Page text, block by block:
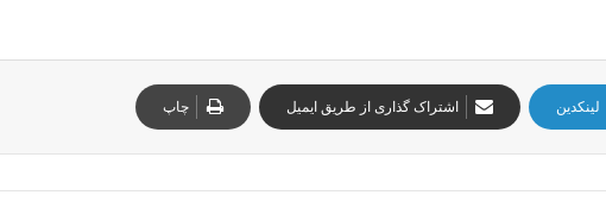
لینکدین اشتراک گذاری از طریق ایمیل چاپ